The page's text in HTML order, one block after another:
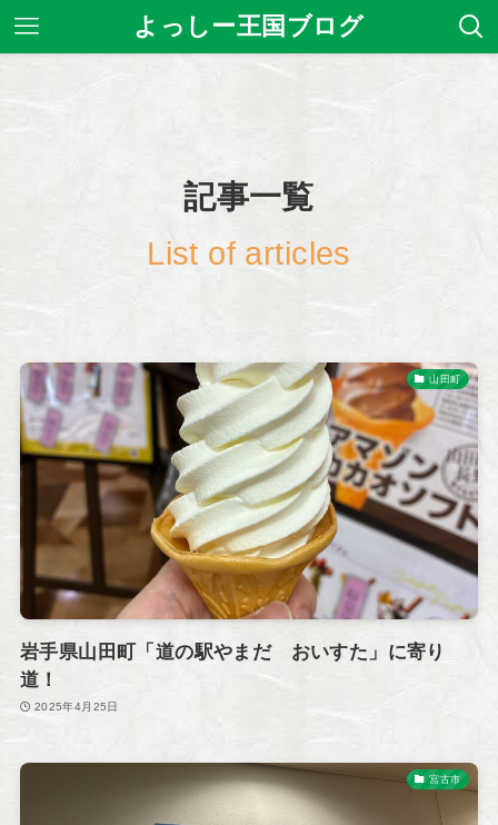
よっしー王国ブログ
記事一覧
List of articles
山田町
岩手県山田町「道の駅やまだ おいすた」に寄り
道！
2025年4月25日
宮古市